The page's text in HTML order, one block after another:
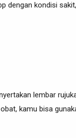
dengan kondisi
lembar
kamu bisa